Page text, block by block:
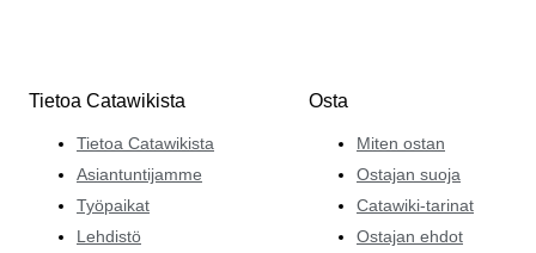
Tietoa Catawikista
Tietoa Catawikista
Asiantuntijamme
Työpaikat
Lehdistö
Osta
Miten ostan
Ostajan suoja
Catawiki-tarinat
Ostajan ehdot